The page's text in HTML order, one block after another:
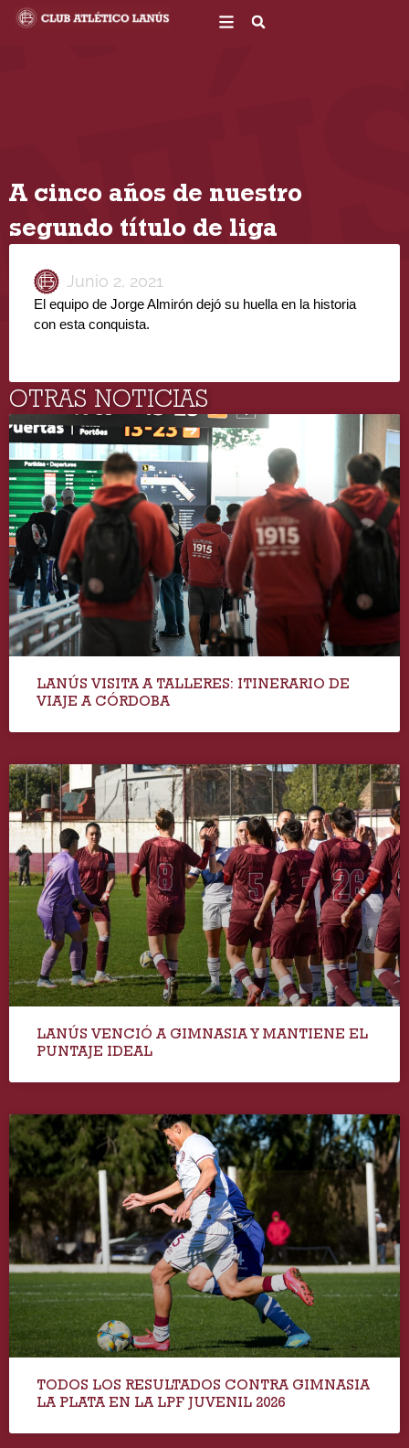
A cinco años de nuestro
segundo título de liga
Junio 2, 2021
El equipo de Jorge Almirón dejó su huella en la historia
con esta conquista.
OTRAS NOTICIAS
LANÚS VISITA A TALLERES: ITINERARIO DE
VIAJE A CÓRDOBA
LANÚS VENCIÓ A GIMNASIA Y MANTIENE EL
PUNTAJE IDEAL
TODOS LOS RESULTADOS CONTRA GIMNASIA
LA PLATA EN LA LPF JUVENIL 2026